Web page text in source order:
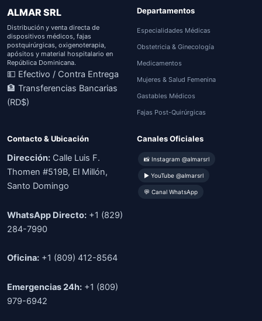
ALMAR SRL
Distribución y venta directa de
dispositivos médicos, fajas
postquirúrgicas, oxigenoterapia,
apósitos y material hospitalario en
República Dominicana.
💵 Efectivo / Contra Entrega
🏦 Transferencias Bancarias
(RD$)
Departamentos
Especialidades Médicas
Obstetricia & Ginecología
Medicamentos
Mujeres & Salud Femenina
Gastables Médicos
Fajas Post-Quirúrgicas
Contacto & Ubicación
Dirección: Calle Luis F.
Thomen #519B, El Millón,
Santo Domingo
WhatsApp Directo: +1 (829)
284-7990
Oficina: +1 (809) 412-8564
Emergencias 24h: +1 (809)
979-6942
Canales Oficiales
📸 Instagram @almarsrl
▶ YouTube @almarsrl
💬 Canal WhatsApp